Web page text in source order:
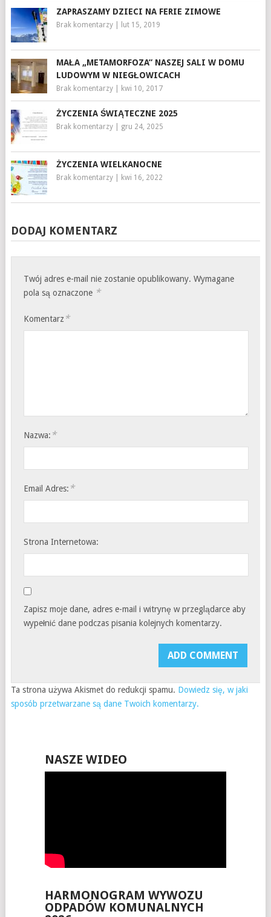
ZAPRASZAMY DZIECI NA FERIE ZIMOWE
Brak komentarzy| lut 15, 2019
MAŁA „METAMORFOZA” NASZEJ SALI W DOMU
LUDOWYM W NIEGŁOWICACH
Brak komentarzy| kwi 10, 2017
ŻYCZENIA ŚWIĄTECZNE 2025
Brak komentarzy| gru 24, 2025
ŻYCZENIA WIELKANOCNE
Brak komentarzy| kwi 16, 2022
DODAJ KOMENTARZ
Twój adres e-mail nie zostanie opublikowany. Wymagane
pola są oznaczone *
Komentarz *
Nazwa: *
Email Adres: *
Strona Internetowa:
Zapisz moje dane, adres e-mail i witrynę w przeglądarce aby
wypełnić dane podczas pisania kolejnych komentarzy.
Ta strona używa Akismet do redukcji spamu. Dowiedz się, w jaki
sposób przetwarzane są dane Twoich komentarzy.
NASZE WIDEO
HARMONOGRAM WYWOZU
ODPADÓW KOMUNALNYCH